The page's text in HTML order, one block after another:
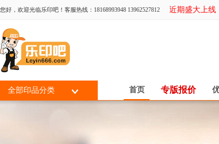
您好，欢迎光临乐印吧！客服热线：18168993948 13962527812乐印吧近期盛大上线，
全部印品分类 首页 专版报价